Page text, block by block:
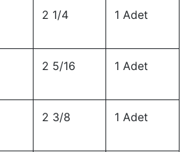
2 1/4 1 Adet
2 5/16 1 Adet
2 3/8 1 Adet